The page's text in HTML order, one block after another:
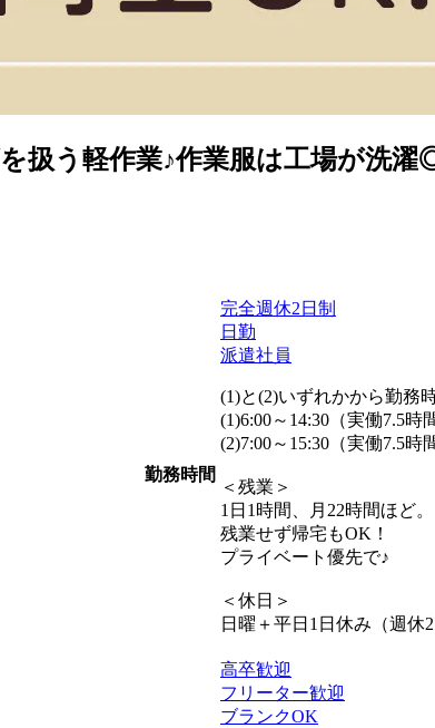
扱う軽作業♪作業服は工場が洗濯
勤務時間
完全週休2日制
日勤
派遣社員
(1)と(2)いずれかから勤務
(1)6:00～14:30（実働7.5時
(2)7:00～15:30（実働7.5時
＜残業＞
1日1時間、月22時間ほど。
残業せず帰宅もOK！
プライベート優先で♪
＜休日＞
日曜＋平日1日休み（週休2
高卒歓迎
フリーター歓迎
ブランクOK